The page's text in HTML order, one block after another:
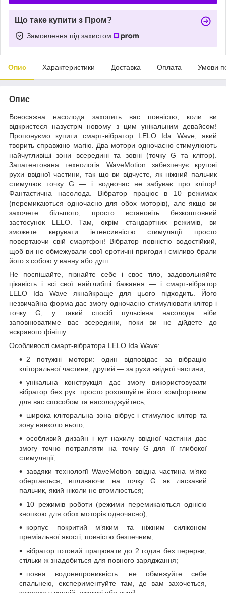
Що таке купити з Пром?
Замовлення під захистом
Опис Характеристики Доставка Оплата Умови
Опис
Всеосяжна насолода захопить вас повністю, коли ви
відкриєтеся назустріч новому з цим унікальним девайсом!
Пропонуємо купити смарт-вібратор LELO Ida Wave, який
творить справжню магію. Два мотори одночасно стимулюють
найчутливіші зони всередині та зовні (точку G та клітор).
Запатентована технологія WaveMotion забезпечує кругові
рухи ввідної частини, так що ви відчуєте, як ніжний пальчик
стимулює точку G — і водночас не забуває про клітор!
Фантастична насолода. Вібратор працює в 10 режимах
(перемикаються одночасно для обох моторів), але якщо ви
захочете більшого, просто встановіть безкоштовний
застосунок LELO. Там, окрім стандартних режимів, ви
зможете керувати інтенсивністю стимуляції просто
повертаючи свій смартфон! Вібратор повністю водостійкий,
щоб ви не обмежували свої еротичні пригоди і сміливо брали
його з собою у ванну або душ.
Не поспішайте, пізнайте себе і своє тіло, задовольняйте
цікавість і всі свої найглибші бажання — і смарт-вібратор
LELO Ida Wave якнайкраще для цього підходить. Його
незвичайна форма дає змогу одночасно стимулювати клітор і
точку G, у такий спосіб пульсівна насолода ніби
заповнюватиме вас зсередини, поки ви не дійдете до
яскравого фінішу.
Особливості смарт-вібратора LELO Ida Wave:
2 потужні мотори: один відповідає за вібрацію
кліторальної частини, другий — за рухи ввідної частини;
унікальна конструкція дає змогу використовувати
вібратор без рук: просто розташуйте його комфортним
для вас способом та насолоджуйтесь;
широка кліторальна зона вібрує і стимулює клітор та
зону навколо нього;
особливий дизайн і кут нахилу ввідної частини дає
змогу точно потрапляти на точку G для її глибокої
стимуляції;
завдяки технології WaveMotion ввідна частина м’яко
обертається, впливаючи на точку G як ласкавий
пальчик, який ніколи не втомлюється;
10 режимів роботи (режими перемикаються однією
кнопкою для обох моторів одночасно);
корпус покритий м’яким та ніжним силіконом
преміальної якості, повністю безпечним;
вібратор готовий працювати до 2 годин без перерви,
стільки ж знадобиться для повного заряджання;
повна водонепроникність: не обмежуйте себе
спальнею, експериментуйте там, де вам захочеться,